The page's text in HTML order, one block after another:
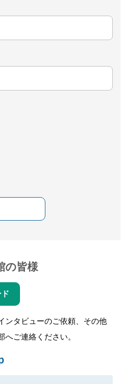
の皆様
ンタビューのご依頼、その他
ご連絡ください。